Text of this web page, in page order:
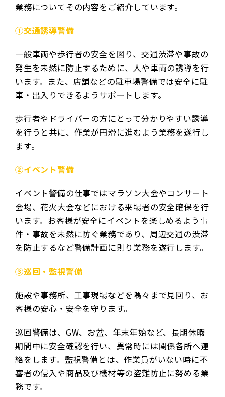
業務についてその内容をご紹介しています。
①交通誘導警備
一般車両や歩行者の安全を図り、交通渋滞や事故の
発生を未然に防止するために、人や車両の誘導を行
います。また、店舗などの駐車場警備では安全に駐
車・出入りできるようサポートします。
歩行者やドライバーの方にとって分かりやすい誘導
を行うと共に、作業が円滑に進むよう業務を遂行し
ます。
②イベント警備
イベント警備の仕事ではマラソン大会やコンサート
会場、花火大会などにおける来場者の安全確保を行
います。お客様が安全にイベントを楽しめるよう事
件・事故を未然に防ぐ業務であり、周辺交通の渋滞
を防止するなど警備計画に則り業務を遂行します。
③巡回・監視警備
施設や事務所、工事現場などを隅々まで見回り、お
客様の安心・安全を守ります。
巡回警備は、GW、お盆、年末年始など、長期休暇
期間中に安全確認を行い、異常時には関係各所へ連
絡をします。監視警備とは、作業員がいない時に不
審者の侵入や商品及び機材等の盗難防止に努める業
務です。